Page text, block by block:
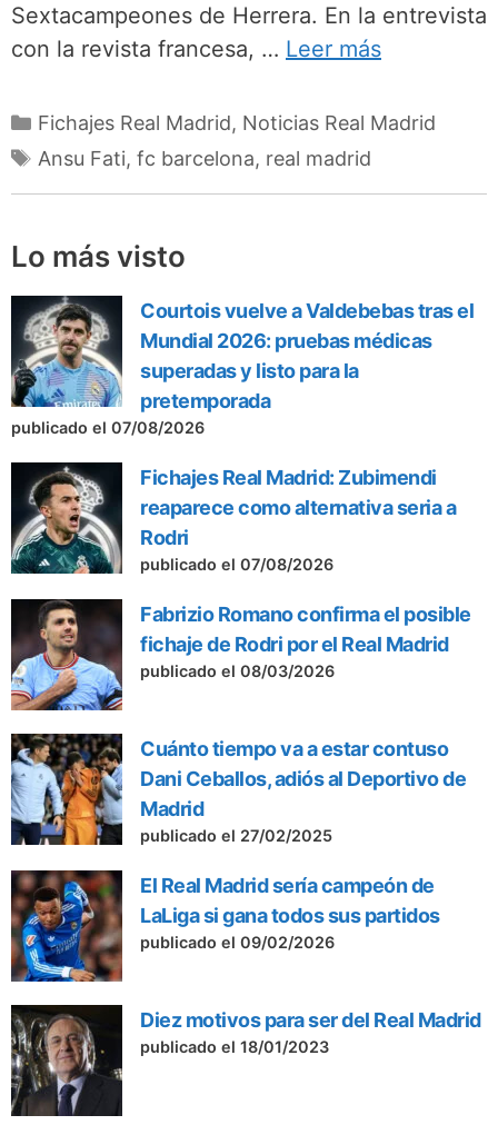
Sextacampeones de Herrera. En la entrevista
con la revista francesa, … Leer más
Categorías
Fichajes Real Madrid, Noticias Real Madrid
Etiquetas
Ansu Fati, fc barcelona, real madrid
Lo más visto
Courtois vuelve a Valdebebas tras el
Mundial 2026: pruebas médicas
superadas y listo para la
pretemporada
publicado el 07/08/2026
Fichajes Real Madrid: Zubimendi
reaparece como alternativa seria a
Rodri
publicado el 07/08/2026
Fabrizio Romano confirma el posible
fichaje de Rodri por el Real Madrid
publicado el 08/03/2026
Cuánto tiempo va a estar contuso
Dani Ceballos, adiós al Deportivo de
Madrid
publicado el 27/02/2025
El Real Madrid sería campeón de
LaLiga si gana todos sus partidos
publicado el 09/02/2026
Diez motivos para ser del Real Madrid
publicado el 18/01/2023